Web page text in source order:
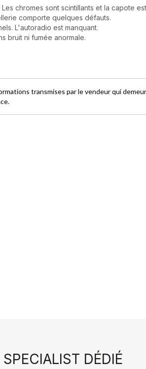
chromes sont scintillants et la capote
comporte quelques défauts.
L'autoradio est manquant.
bruit ni fumée anormale.
transmises par le vendeur qui
DÉDIÉ